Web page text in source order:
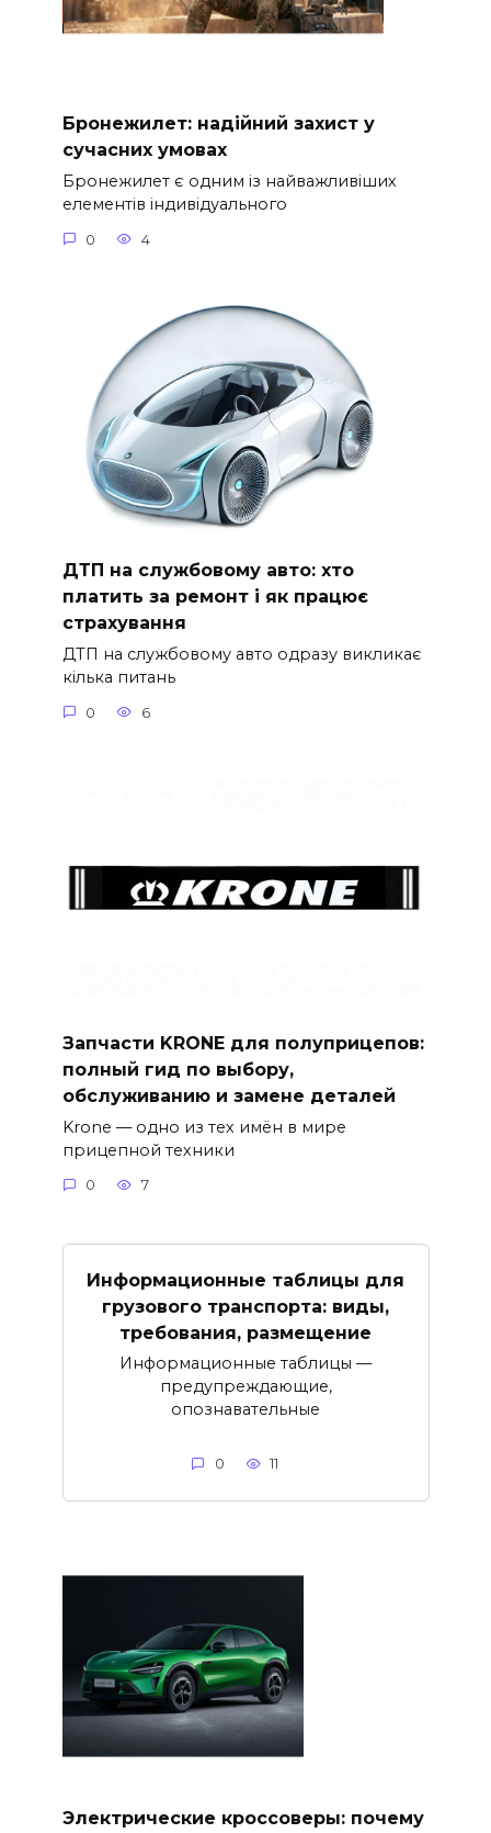
Бронежилет: надійний захист у
сучасних умовах
Бронежилет є одним із найважливіших
елементів індивідуального
0 4
ДТП на службовому авто: хто
платить за ремонт і як працює
страхування
ДТП на службовому авто одразу викликає
кілька питань
0 6
Запчасти KRONE для полуприцепов:
полный гид по выбору,
обслуживанию и замене деталей
Krone — одно из тех имён в мире
прицепной техники
0 7
Информационные таблицы для
грузового транспорта: виды,
требования, размещение
Информационные таблицы —
предупреждающие,
опознавательные
0 11
Электрические кроссоверы: почему